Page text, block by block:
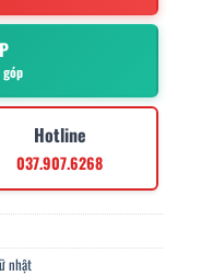
Hotline
037.907.6268
nhật